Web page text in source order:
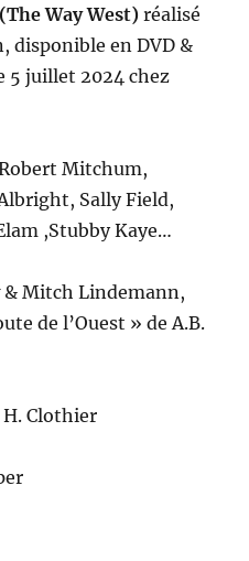
(The Way West)réalisé
disponible en DVD &
5 juillet 2024 chez
Mitchum,
Sally Field,
,Stubby Kaye…
& Mitch Lindemann,
de l’Ouest » de A.B.
Clothier